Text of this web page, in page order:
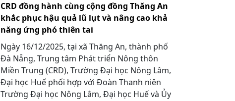
CRD đồng hành cùng cộng đồng Thăng An
khắc phục hậu quả lũ lụt và nâng cao khả
năng ứng phó thiên tai
Ngày 16/12/2025, tại xã Thăng An, thành phố
Đà Nẵng, Trung tâm Phát triển Nông thôn
Miền Trung (CRD), Trường Đại học Nông Lâm,
Đại học Huế phối hợp với Đoàn Thanh niên
Trường Đại học Nông Lâm, Đại học Huế và Ủy